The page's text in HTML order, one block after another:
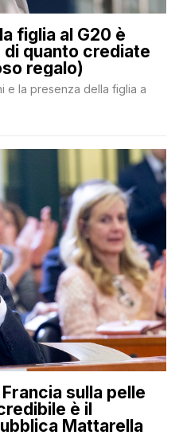
figlia al G20 è
quanto crediate
regalo)
e la presenza della figlia a
sulla pelle
è il
Mattarella